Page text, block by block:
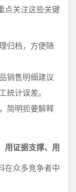
点关注这些关键
归档，方便随
销售明细建议
统计误差。
简明扼要解释
用证据支撑、用
在众多竞争者中